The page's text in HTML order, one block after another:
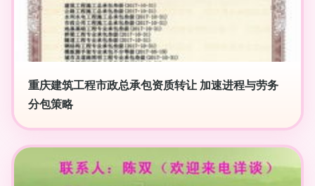
重庆建筑工程市政总承包资质转让 加速进程与劳务
分包策略